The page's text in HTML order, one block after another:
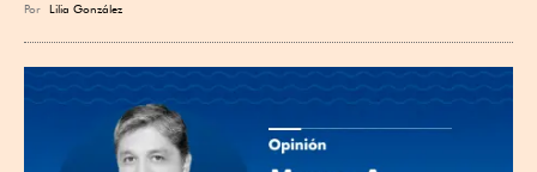
Por Lilia González